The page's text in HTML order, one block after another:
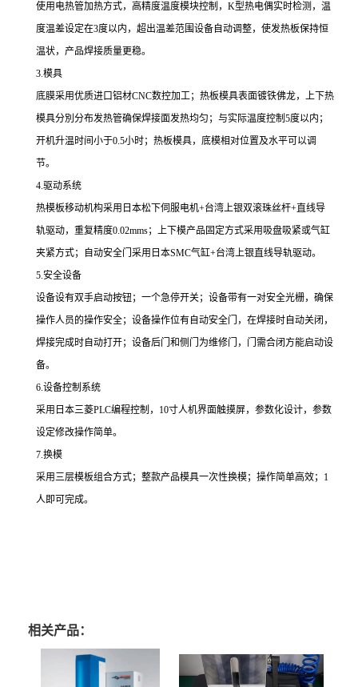
使用电热管加热方式，高精度温度模块控制，K型热电偶实时检测，温
度温差设定在3度以内，超出温差范围设备自动调整，使发热板保持恒
温状，产品焊接质量更稳。
3.模具
底膜采用优质进口铝材CNC数控加工；热板模具表面镀铁佛龙，上下热
模具分別分布发热管确保焊接面发热均匀；与实际温度控制5度以内；
开机升温时间小于0.5小时；热板模具，底模相对位置及水平可以调
节。
4.驱动系统
热模板移动机构采用日本松下伺服电机+台湾上银双滚珠丝杆+直线导
轨驱动，重复精度0.02mms；上下模产品固定方式采用吸盘吸紧或气缸
夹紧方式；自动安全门采用日本SMC气缸+台湾上银直线导轨驱动。
5.安全设备
设备设有双手启动按钮；一个急停开关；设备带有一对安全光栅，确保
操作人员的操作安全；设备操作位有自动安全门，在焊接时自动关闭，
焊接完成时自动打开；设备后门和侧门为维修门，门需合闭方能启动设
备。
6.设备控制系统
采用日本三菱PLC编程控制，10寸人机界面触摸屏，参数化设计，参数
设定修改操作简单。
7.换模
采用三层模板组合方式；整款产品模具一次性换模；操作简单高效；1
人即可完成。
相关产品：